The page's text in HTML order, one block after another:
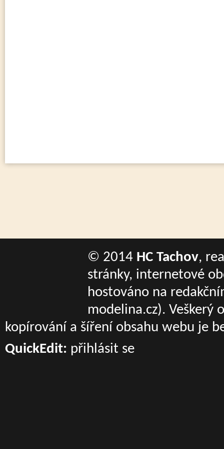
© 2014 HC Tachov,
stránky, internetové
hostováno na
modelina.cz). Veškerý
kopírování a šíření obsahu webu je
QuickEdit: přihlásit se